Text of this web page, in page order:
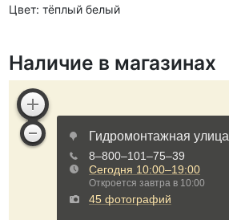
Цвет: тёплый белый
Наличие в магазинах